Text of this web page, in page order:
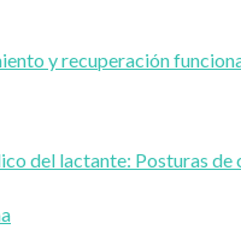
y recuperación